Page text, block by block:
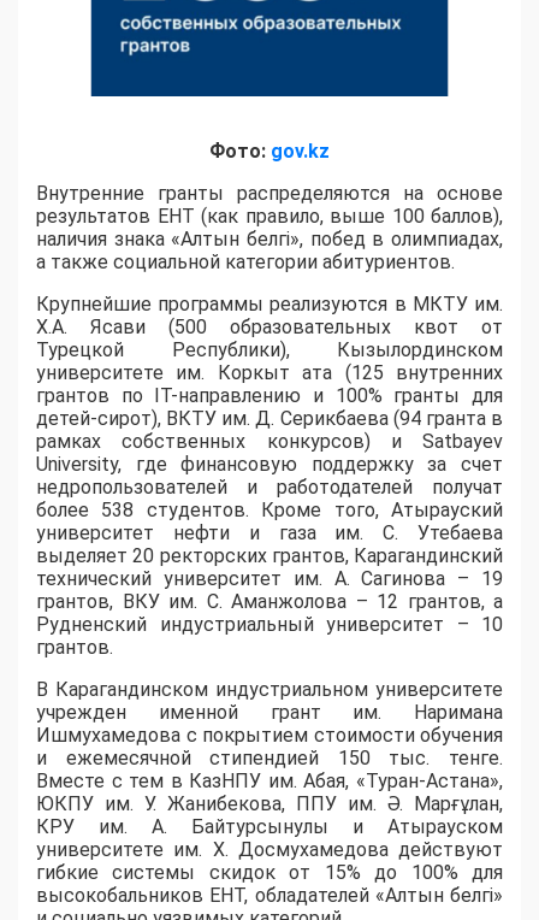
Фото: gov.kz
Внутренние гранты распределяются на основе
результатов ЕНТ (как правило, выше 100 баллов),
наличия знака «Алтын белгі», побед в олимпиадах,
а также социальной категории абитуриентов.
​Крупнейшие программы реализуются в МКТУ им.
Х.А. Ясави (500 образовательных квот от
Турецкой Республики), Кызылординском
университете им. Коркыт ата (125 внутренних
грантов по IT-направлению и 100% гранты для
детей-сирот), ВКТУ им. Д. Серикбаева (94 гранта в
рамках собственных конкурсов) и Satbayev
University, где финансовую поддержку за счет
недропользователей и работодателей получат
более 538 студентов. Кроме того, Атырауский
университет нефти и газа им. С. Утебаева
выделяет 20 ректорских грантов, Карагандинский
технический университет им. А. Сагинова – 19
грантов, ВКУ им. С. Аманжолова – 12 грантов, а
Рудненский индустриальный университет – 10
грантов.
​В Карагандинском индустриальном университете
учрежден именной грант им. Наримана
Ишмухамедова с покрытием стоимости обучения
и ежемесячной стипендией 150 тыс. тенге.
Вместе с тем в КазНПУ им. Абая, «Туран-Астана»,
ЮКПУ им. У. Жанибекова, ППУ им. Ә. Марғұлан,
КРУ им. А. Байтурсынулы и Атырауском
университете им. Х. Досмухамедова действуют
гибкие системы скидок от 15% до 100% для
высокобальников ЕНТ, обладателей «Алтын белгі»